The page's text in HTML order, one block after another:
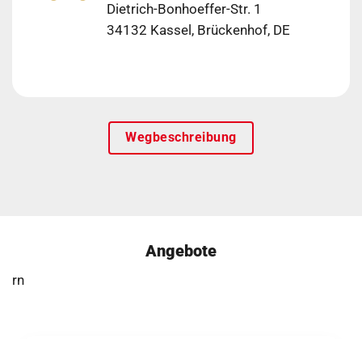
Dietrich-Bonhoeffer-Str. 1
34132 Kassel, Brückenhof, DE
Wegbeschreibung
Angebote
rn